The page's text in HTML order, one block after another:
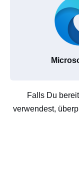
Falls Du
verwendest,